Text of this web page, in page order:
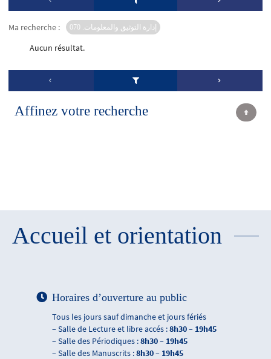
Ma recherche : إدارة التوثيق والمعلومات. 070
Aucun résultat.
Affinez votre recherche
Accueil et orientation
Horaires d’ouverture au public
Tous les jours sauf dimanche et jours fériés
– Salle de Lecture et libre accés :8h30 – 19h45
– Salle des Périodiques :8h30 – 19h45
– Salle des Manuscrits :8h30 – 19h45